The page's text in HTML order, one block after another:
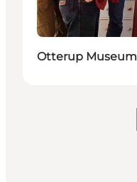
Otterup Museum